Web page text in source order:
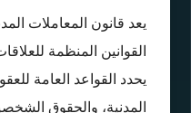
يعد قانون المعاملات
القوانين المنظمة
يحدد القواعد العامة
المدنية، والحقوق